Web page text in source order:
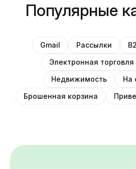
Популярные
Gmail Рассылки
Электронная торговля
Недвижимость
На
Брошенная корзина